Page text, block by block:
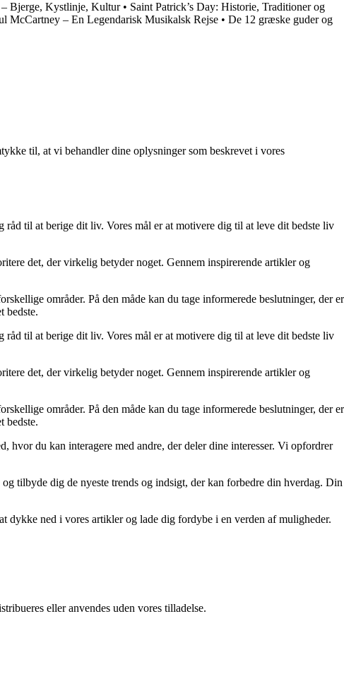
Bjerge, Kystlinje, Kultur• Saint Patrick’s Day: Historie, Traditioner og
McCartney – En Legendarisk Musikalsk Rejse • De 12 græske guder og
til, at vi behandler dine oplysninger som beskrevet i vores
til at berige dit liv. Vores mål er at motivere dig til at leve dit bedste liv
det, der virkelig betyder noget. Gennem inspirerende artikler og
områder. På den måde kan du tage informerede beslutninger, der er
bedste.
til at berige dit liv. Vores mål er at motivere dig til at leve dit bedste liv
det, der virkelig betyder noget. Gennem inspirerende artikler og
områder. På den måde kan du tage informerede beslutninger, der er
bedste.
hvor du kan interagere med andre, der deler dine interesser. Vi opfordrer
tilbyde dig de nyeste trends og indsigt, der kan forbedre din hverdag. Din
ned i vores artikler og lade dig fordybe i en verden af muligheder.
eller anvendes uden vores tilladelse.